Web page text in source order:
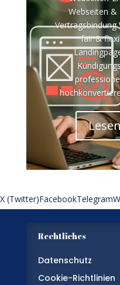
Webseiten &
Vertragsbindung
fair &
X (Twitter)FacebookTelegram
Rechtliches
Datenschutz
Cookie-Richtlinien